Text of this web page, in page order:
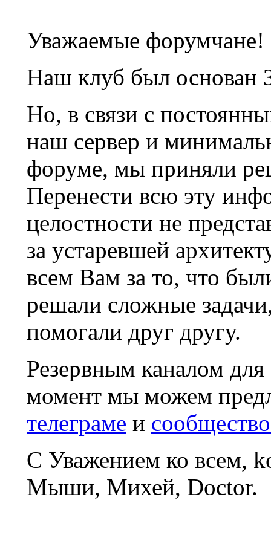
Уважаемые форумчане!
Наш клуб был основан
Но, в связи с
наш сервер и
форуме, мы приняли
Перенести всю эту
целостности не
за устаревшей
всем Вам за то, что
решали сложные
помогали друг другу.
Резервным каналом
момент мы можем
телеграме и
С Уважением ко всем,
Мыши, Михей, Doctor.